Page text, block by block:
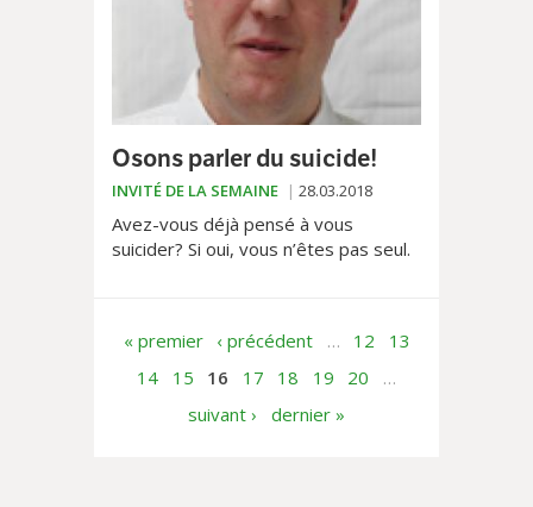
Osons parler du suicide!
INVITÉ DE LA SEMAINE 28.03.2018
Avez-vous déjà pensé à vous
suicider? Si oui, vous n’êtes pas seul.
« premier ‹ précédent … 12
13
14
15 16 17 18 19 20
…
suivant ›
dernier »